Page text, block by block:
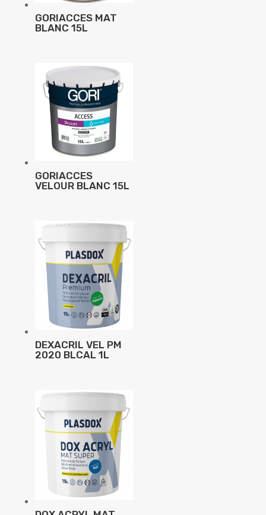
GORIACCES MAT
BLANC 15L
GORIACCES
VELOUR BLANC 15L
DEXACRIL VEL PM
2020 BLCAL 1L